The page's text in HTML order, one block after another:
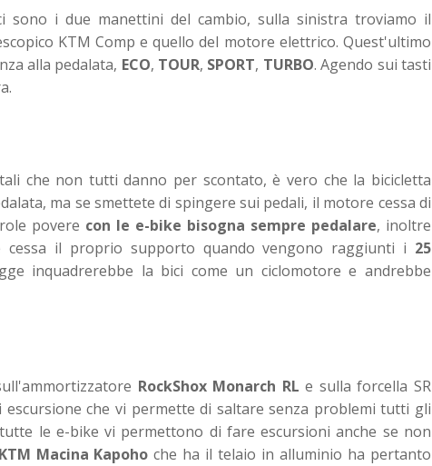
sono i due manettini del cambio, sulla sinistra troviamo il
KTM Comp e quello del motore elettrico. Quest'ultimo
alla pedalata, ECO, TOUR, SPORT, TURBO. Agendo sui tasti
che non tutti danno per scontato, è vero che la bicicletta
ma se smettete di spingere sui pedali, il motore cessa di
povere con le e-bike bisogna sempre pedalare, inoltre
il proprio supporto quando vengono raggiunti i 25
inquadrerebbe la bici come un ciclomotore e andrebbe
RockShox Monarch RL e sulla forcella SR
escursione che vi permette di saltare senza problemi tutti gli
le e-bike vi permettono di fare escursioni anche se non
KTM Macina Kapoho che ha il telaio in alluminio ha pertanto